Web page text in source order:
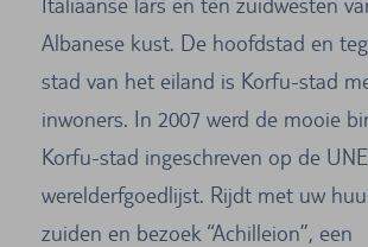
Albanese kust. De hoofdstad en
stad van het eiland is Korfu-stad
inwoners. In 2007 werd de mooie
Korfu-stad ingeschreven op de
werelderfgoedlijst. Rijdt met uw
zuiden en bezoek “Achilleion”, een